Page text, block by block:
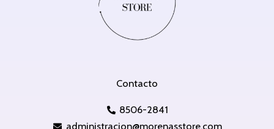
Contacto
8506-2841
administracion@morenasstore.com